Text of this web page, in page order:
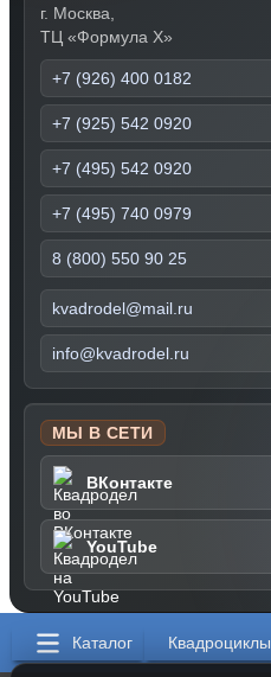
Каталог Квадроциклы
г. Москва,
ТЦ «Формула Х»
+7 (926) 400 0182
+7 (925) 542 0920
+7 (495) 542 0920
+7 (495) 740 0979
8 (800) 550 90 25
kvadrodel@mail.ru
info@kvadrodel.ru
МЫ В СЕТИ
ВКонтакте
YouTube